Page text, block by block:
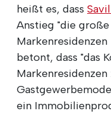
heißt es, dass
Anstieg "die
betont, dass "das
ein